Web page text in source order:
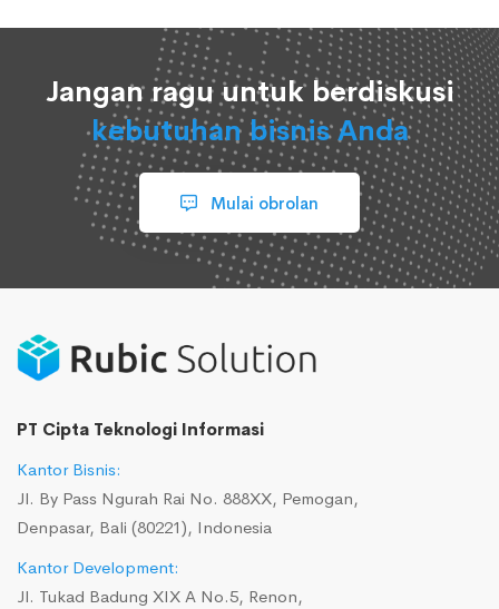
Jangan ragu untuk berdiskusi
kebutuhan bisnis Anda
Mulai obrolan
PT Cipta Teknologi Informasi
Kantor Bisnis:
Jl. By Pass Ngurah Rai No. 888XX, Pemogan,
Denpasar, Bali (80221), Indonesia
Kantor Development:
Jl. Tukad Badung XIX A No.5, Renon,